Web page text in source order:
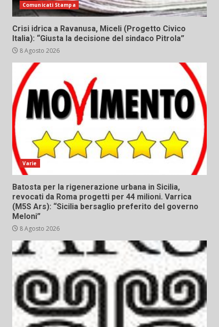
Comunicati Stampa
Crisi idrica a Ravanusa, Miceli (Progetto Civico
Italia): “Giusta la decisione del sindaco Pitrola”
8 Agosto 2026
Varie
Batosta per la rigenerazione urbana in Sicilia,
revocati da Roma progetti per 44 milioni. Varrica
(M5S Ars): “Sicilia bersaglio preferito del governo
Meloni”
8 Agosto 2026